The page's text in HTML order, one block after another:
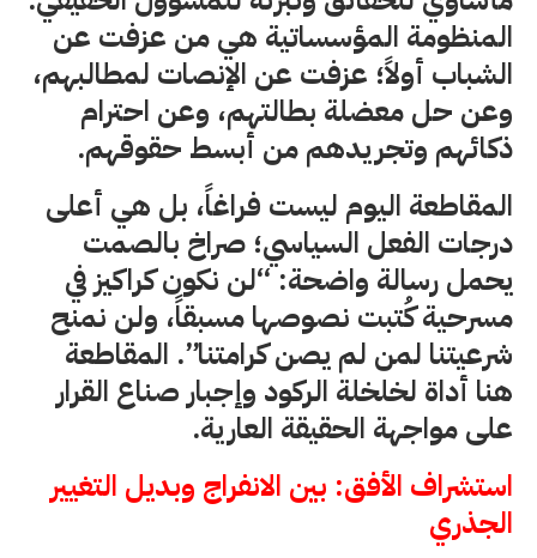
المنظومة المؤسساتية هي من عزفت عن
الشباب أولاً؛ عزفت عن الإنصات لمطالبهم،
وعن حل معضلة بطالتهم، وعن احترام
ذكائهم وتجريدهم من أبسط حقوقهم.
المقاطعة اليوم ليست فراغاً، بل هي أعلى
درجات الفعل السياسي؛ صراخ بالصمت
يحمل رسالة واضحة: “لن نكون كراكيز في
مسرحية كُتبت نصوصها مسبقاً، ولن نمنح
شرعيتنا لمن لم يصن كرامتنا”. المقاطعة
هنا أداة لخلخلة الركود وإجبار صناع القرار
على مواجهة الحقيقة العارية.
استشراف الأفق: بين الانفراج وبديل التغيير
الجذري